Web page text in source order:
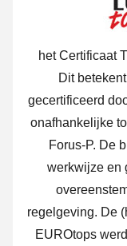
het Certificaat
Dit
gecertificeerd
onafhankelijke
Forus-P. De
werkwijze en
regelgeving. De
EUROtops